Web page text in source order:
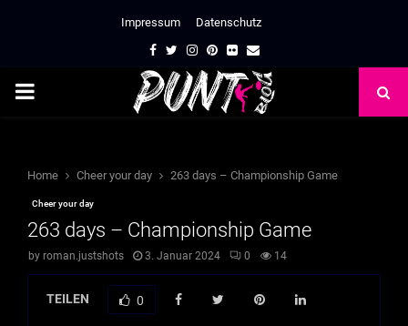
Impressum Datenschutz
Facebook
TwitterInstagram
Pinterest
FlickrEmail
PRIMARY
Home Cheer your day 263 days – Championship Game
Cheer your day
263 days – Championship Game
by roman.justshots 3. Januar 2024 0 14
TEILEN 0